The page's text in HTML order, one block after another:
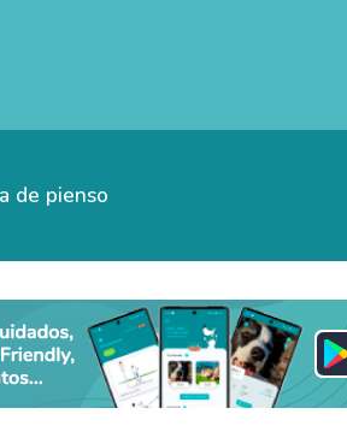
de pienso